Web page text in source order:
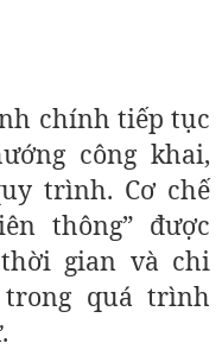
chính tiếp tục
công khai,
trình. Cơ chế
thông” được
gian và chi
quá trình